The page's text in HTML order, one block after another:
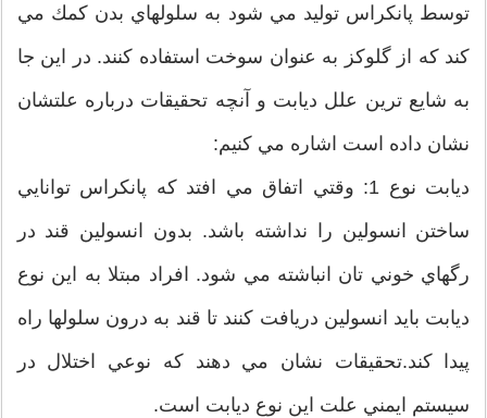
توسط پانكراس توليد مي شود به سلولهاي بدن كمك مي
كند كه از گلوكز به عنوان سوخت استفاده كنند. در اين جا
به شايع ترين علل ديابت و آنچه تحقيقات درباره علتشان
نشان داده است اشاره مي كنيم:
ديابت نوع 1: وقتي اتفاق مي افتد كه پانكراس توانايي
ساختن انسولين را نداشته باشد. بدون انسولين قند در
رگهاي خوني تان انباشته مي شود. افراد مبتلا به اين نوع
ديابت بايد انسولين دريافت كنند تا قند به درون سلولها راه
پيدا كند.تحقيقات نشان مي دهند كه نوعي اختلال در
سيستم ايمني علت اين نوع ديابت است.